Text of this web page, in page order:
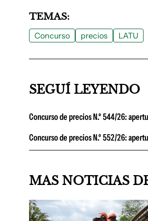
TEMAS:
Concurso precios LATU
SEGUÍ LEYENDO
Concurso de precios N.º 544/26:
Concurso de precios N.º 552/26:
MAS NOTICIAS